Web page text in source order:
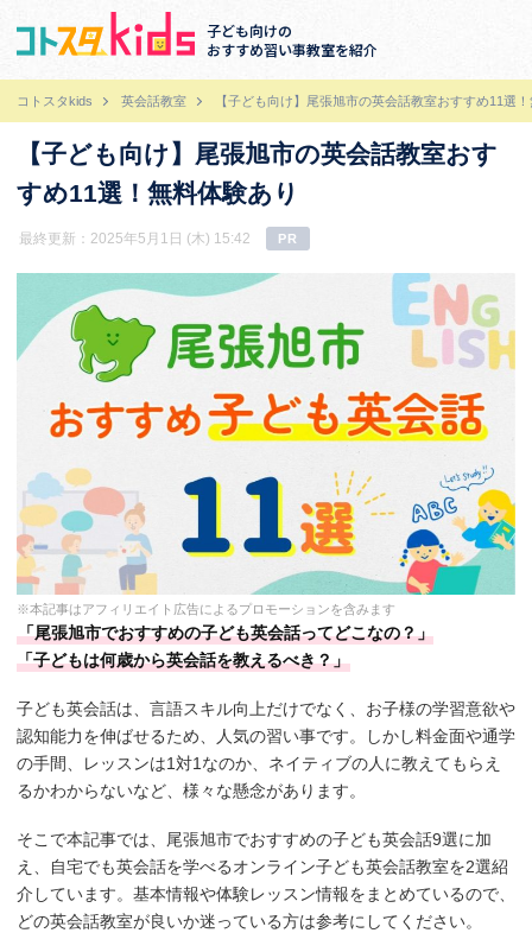
子ども向けの
おすすめ習い事教室を紹介
コトスタkids 英会話教室 【子ども向け】尾張旭市の英会話教室おすすめ11選
【子ども向け】尾張旭市の英会話教室おす
すめ11選！無料体験あり
最終更新：2025年5月1日 (木) 15:42 PR
※本記事はアフィリエイト広告によるプロモーションを含みます
「尾張旭市でおすすめの子ども英会話ってどこなの？」
「子どもは何歳から英会話を教えるべき？」
子ども英会話は、言語スキル向上だけでなく、お子様の学習意欲や
認知能力を伸ばせるため、人気の習い事です。しかし料金面や通学
の手間、レッスンは1対1なのか、ネイティブの人に教えてもらえ
るかわからないなど、様々な懸念があります。
そこで本記事では、尾張旭市でおすすめの子ども英会話9選に加
え、自宅でも英会話を学べるオンライン子ども英会話教室を2選紹
介しています。基本情報や体験レッスン情報をまとめているので、
どの英会話教室が良いか迷っている方は参考にしてください。